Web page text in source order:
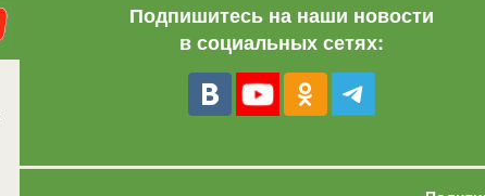
Подпишитесь на наши новости
в социальных сетях: